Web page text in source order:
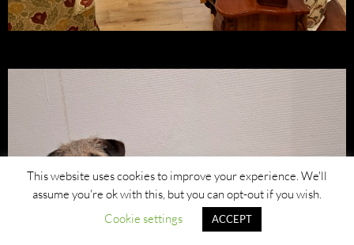
This website uses cookies to improve your experience. We'll
assume you're ok with this, but you can opt-out if you wish.
Cookie settings
ACCEPT